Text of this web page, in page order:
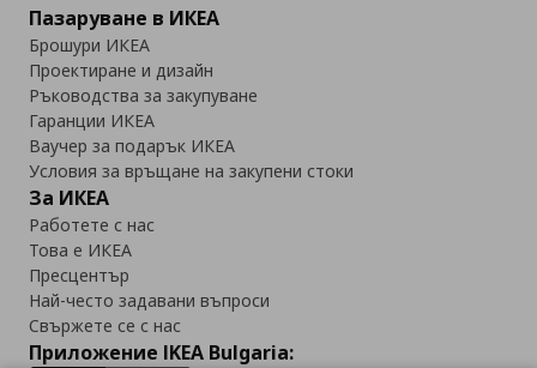
Пазаруване в ИКЕА
Брошури ИКЕА
Проектиране и дизайн
Ръководства за закупуване
Гаранции ИКЕА
Ваучер за подарък ИКЕА
Условия за връщане на закупени стоки
За ИКЕА
Работете с нас
Това е ИКЕА
Пресцентър
Най-често задавани въпроси
Свържете се с нас
Приложение IKEA Bulgaria: